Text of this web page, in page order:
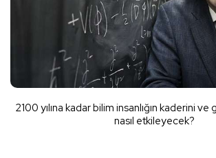
2100 yılına kadar bilim insanlığın kaderini ve
nasıl etkileyecek?